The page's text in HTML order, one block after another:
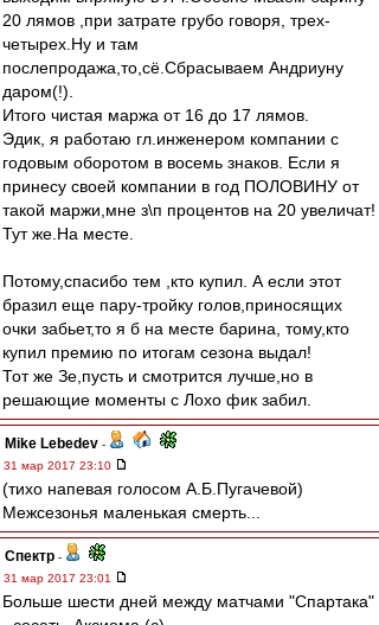
20 лямов ,при затрате грубо говоря, трех-
четырех.Ну и там
послепродажа,то,сё.Сбрасываем Андриуну
даром(!).
Итого чистая маржа от 16 до 17 лямов.
Эдик, я работаю гл.инженером компании с
годовым оборотом в восемь знаков. Если я
принесу своей компании в год ПОЛОВИНУ от
такой маржи,мне з\п процентов на 20 увеличат!
Тут же.На месте.
Потому,спасибо тем ,кто купил. А если этот
бразил еще пару-тройку голов,приносящих
очки забьет,то я б на месте барина, тому,кто
купил премию по итогам сезона выдал!
Тот же Зе,пусть и смотрится лучше,но в
решающие моменты с Лохо фик забил.
Mike Lebedev -
31 мар 2017 23:10
(тихо напевая голосом А.Б.Пугачевой)
Межсезонья маленькая смерть...
Спектр -
31 мар 2017 23:01
Больше шести дней между матчами "Спартака"